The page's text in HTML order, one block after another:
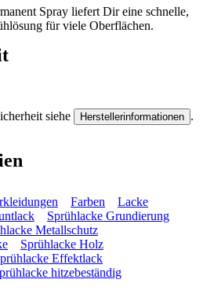
Spray liefert Dir eine schnelle,
für viele Oberflächen.
siehe Herstellerinformationen .
Farben
Lacke
Sprühlacke Grundierung
Metallschutz
Sprühlacke Holz
Effektlack
hitzebeständig